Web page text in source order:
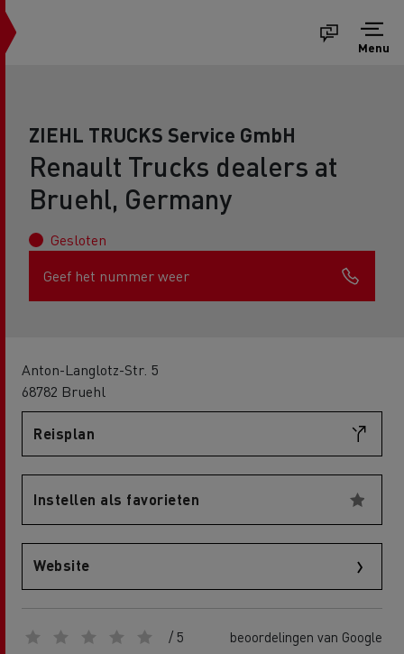
Menu
ZIEHL TRUCKS Service GmbH
Renault Trucks dealers at
Bruehl, Germany
Gesloten
Geef het nummer weer
Anton-Langlotz-Str. 5
68782 Bruehl
Reisplan
Instellen als favorieten
Website
/ 5 beoordelingen van Google